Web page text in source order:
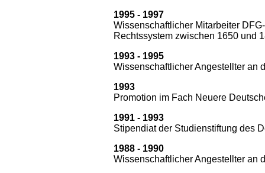
1995 - 1997
Wissenschaftlicher Mitarbeiter
Rechtssystem zwischen 1650 und
1993 - 1995
Wissenschaftlicher Angestellter an
1993
Promotion im Fach Neuere
1991 - 1993
Stipendiat der Studienstiftung des
1988 - 1990
Wissenschaftlicher Angestellter an